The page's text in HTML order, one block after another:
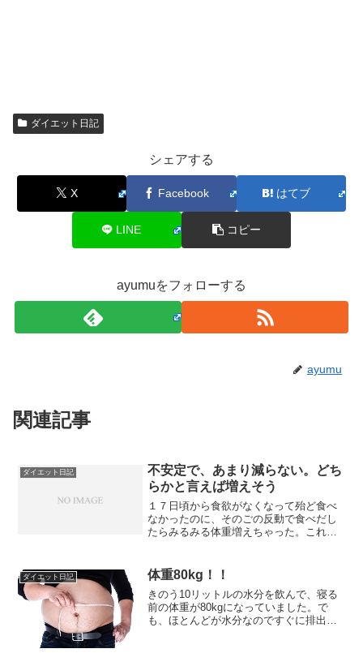
ダイエット日記
シェアする
X Facebook はてブ
LINE コピー
ayumuをフォローする
ayumu
関連記事
ダイエット日記
不安定で、あまり減らない。どち
らかと言えば増えそう
１７日頃から食欲がなくなって殆ど食べ
なかったのに、そのごの反動で食べだし
たらみるみる体重増えちゃった。これは
らまた元通りになってきました。きもち
が不安定だと食事も不安定...
ダイエット日記 体重80kg！！
きのう10リットルの水分を飲んで、寝る
前の体重が80kgになっていました。で
も、ほとんどが水分なのですぐに排出さ